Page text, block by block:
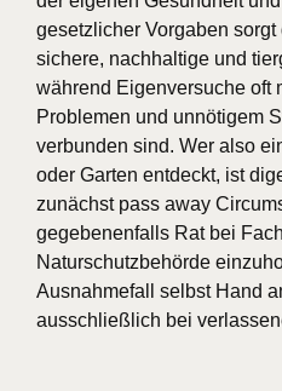
gesetzlicher Vorgaben
sichere, nachhaltige und
während Eigenversuche oft
Problemen und unnötigem
verbunden sind. Wer also
oder Garten entdeckt, ist
zunächst pass away
gegebenenfalls Rat bei
Naturschutzbehörde
Ausnahmefall selbst Hand
ausschließlich bei